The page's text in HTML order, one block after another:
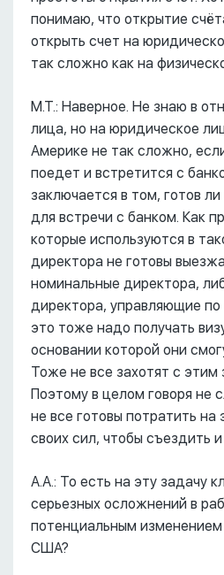
понимаю, что открытие
открыть счет на
так сложно как на
М.Т.: Наверное. Не знаю в
лица, но на юридическое
Америке не так сложно,
поедет и встретится с
заключается в том, готов
для встречи с банком. Как
которые используются в
директора не готовы
номинальные директора,
директора, управляющие
это тоже надо получать
основании которой они
Тоже не все захотят с этим
Поэтому в целом говоря не
не все готовы потратить на
своих сил, чтобы съездить
А.А.: То есть на эту задачу
серьезных осложнений в
потенциальным изменением
США?